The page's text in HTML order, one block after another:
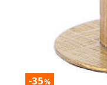
-35%